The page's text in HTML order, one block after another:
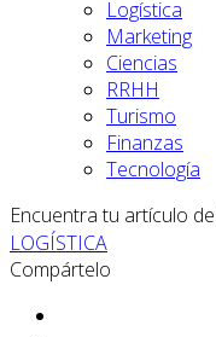
Logística
Marketing
Ciencias
RRHH
Turismo
Finanzas
Tecnología
Encuentra tu artículo
LOGÍSTICA
Compártelo